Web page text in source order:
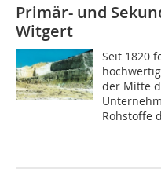
Primär- und
Witgert
Seit 1820
der Mitte
Rohstoffe